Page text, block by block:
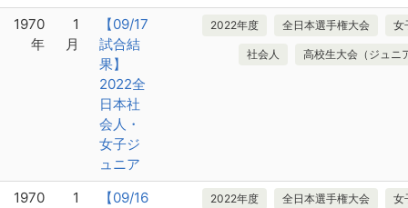
1970
年
1
月
【09/17
試合結
果】
2022全
日本社
会人・
女子ジ
ュニア
2022年度 全日本選手権大会 女
社会人 高校生大会（ジュニ
1970
1
【09/16
2022年度 全日本選手権大会 女